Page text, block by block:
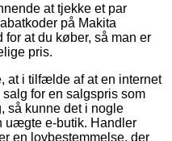
at tjekke et par
på Makita
at du køber, så man er
pris.
at i tilfælde af at en internet
for en salgspris som
så kunne det i nogle
e-butik. Handler
en lovbestemmelse, der